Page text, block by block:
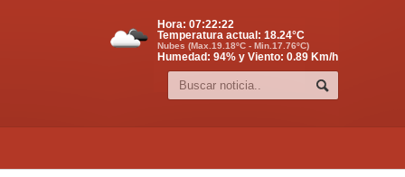
Hora: 07:22:23
Temperatura actual: 18.24°C
Nubes (Max.19.18ºC - Min.17.76ºC)
Humedad: 94% y Viento: 0.89 Km/h